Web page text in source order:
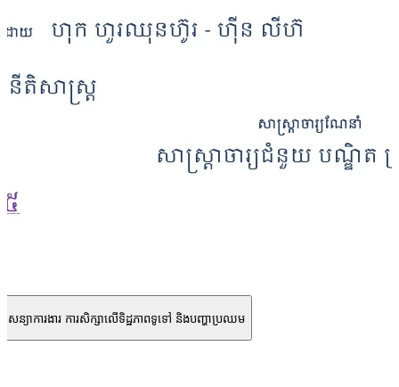
ចសន្យាការងារ ការសិក្សាលើទិដ្ឋភាពទូទៅ និងបញ្ហាប្រឈម